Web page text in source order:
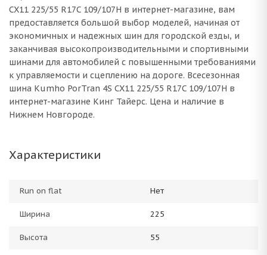
CX11 225/55 R17C 109/107H в интернет-магазине, вам
предоставляется большой выбор моделей, начиная от
экономичных и надежных шин для городской езды, и
заканчивая высокопроизводительными и спортивными
шинами для автомобилей с повышенными требованиями
к управляемости и сцеплению на дороге. Всесезонная
шина Kumho PorTran 4S CX11 225/55 R17C 109/107H в
интернет-магазине Кинг Тайерс. Цена и наличие в
Нижнем Новгороде.
Характеристики
Run on flat Нет
Ширина 225
Высота 55